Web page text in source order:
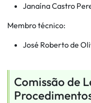
Janaína Castro
Membro técnico:
José Roberto de
Comissão de